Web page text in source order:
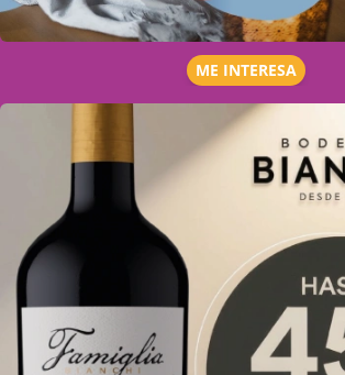
ME INTERESA